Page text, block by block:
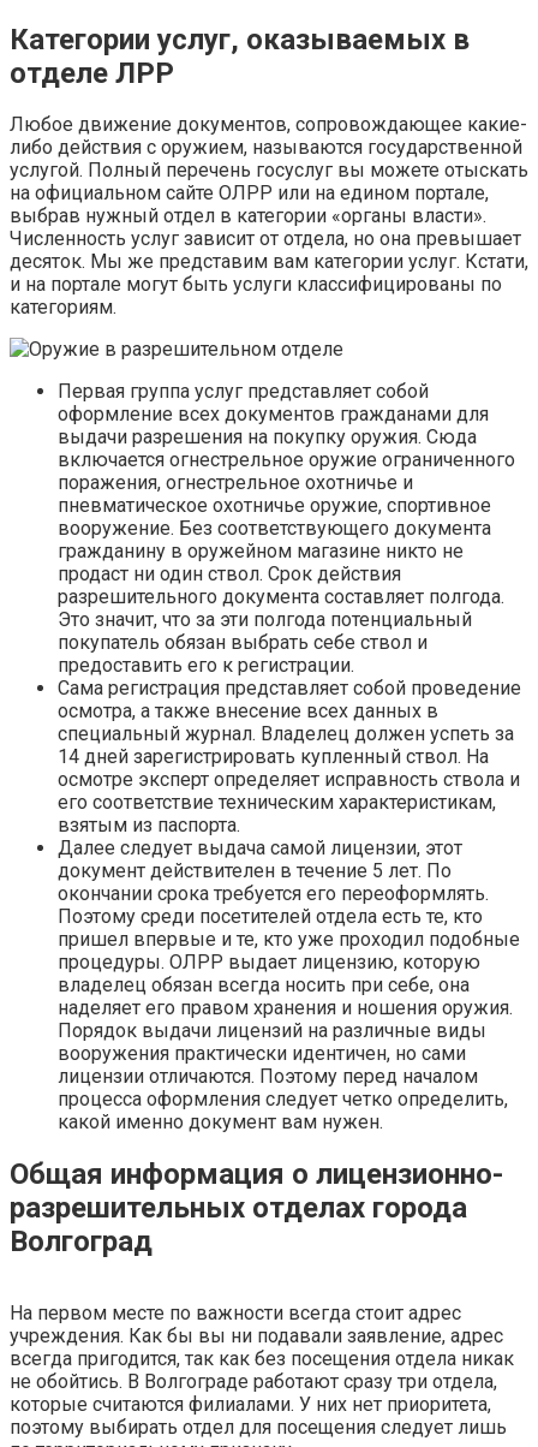
Категории услуг, оказываемых в
отделе ЛРР
Любое движение документов, сопровождающее какие-
либо действия с оружием, называются государственной
услугой. Полный перечень госуслуг вы можете отыскать
на официальном сайте ОЛРР или на едином портале,
выбрав нужный отдел в категории «органы власти».
Численность услуг зависит от отдела, но она превышает
десяток. Мы же представим вам категории услуг. Кстати,
и на портале могут быть услуги классифицированы по
категориям.
Первая группа услуг представляет собой
оформление всех документов гражданами для
выдачи разрешения на покупку оружия. Сюда
включается огнестрельное оружие ограниченного
поражения, огнестрельное охотничье и
пневматическое охотничье оружие, спортивное
вооружение. Без соответствующего документа
гражданину в оружейном магазине никто не
продаст ни один ствол. Срок действия
разрешительного документа составляет полгода.
Это значит, что за эти полгода потенциальный
покупатель обязан выбрать себе ствол и
предоставить его к регистрации.
Сама регистрация представляет собой проведение
осмотра, а также внесение всех данных в
специальный журнал. Владелец должен успеть за
14 дней зарегистрировать купленный ствол. На
осмотре эксперт определяет исправность ствола и
его соответствие техническим характеристикам,
взятым из паспорта.
Далее следует выдача самой лицензии, этот
документ действителен в течение 5 лет. По
окончании срока требуется его переоформлять.
Поэтому среди посетителей отдела есть те, кто
пришел впервые и те, кто уже проходил подобные
процедуры. ОЛРР выдает лицензию, которую
владелец обязан всегда носить при себе, она
наделяет его правом хранения и ношения оружия.
Порядок выдачи лицензий на различные виды
вооружения практически идентичен, но сами
лицензии отличаются. Поэтому перед началом
процесса оформления следует четко определить,
какой именно документ вам нужен.
Общая информация о лицензионно-
разрешительных отделах города
Волгоград
На первом месте по важности всегда стоит адрес
учреждения. Как бы вы ни подавали заявление, адрес
всегда пригодится, так как без посещения отдела никак
не обойтись. В Волгограде работают сразу три отдела,
которые считаются филиалами. У них нет приоритета,
поэтому выбирать отдел для посещения следует лишь